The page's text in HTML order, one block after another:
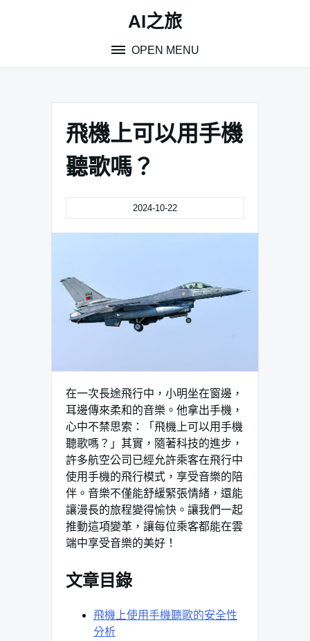
AI之旅
OPEN MENU
飛機上可以用手機
聽歌嗎？
2024-10-22
在一次長途飛行中，小明坐在窗邊，
耳邊傳來柔和的音樂。他拿出手機，
心中不禁思索：「飛機上可以用手機
聽歌嗎？」其實，隨著科技的進步，
許多航空公司已經允許乘客在飛行中
使用手機的飛行模式，享受音樂的陪
伴。音樂不僅能舒緩緊張情緒，還能
讓漫長的旅程變得愉快。讓我們一起
推動這項變革，讓每位乘客都能在雲
端中享受音樂的美好！
文章目錄
飛機上使用手機聽歌的安全性
分析